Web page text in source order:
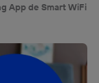
App de Smart WiFi